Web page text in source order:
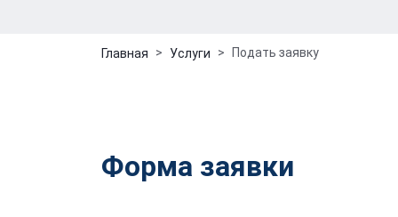
Главная Услуги Подать заявку
Форма заявки